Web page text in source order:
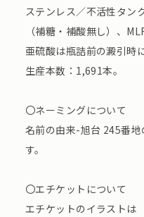
ステンレス／不活性タン
（補糖・補酸無し）、
亜硫酸は瓶詰前の澱引時
生産本数：1,691本。
〇ネーミングについて
名前の由来-旭台 245番
す。
〇エチケットについて
エチケットのイラストは